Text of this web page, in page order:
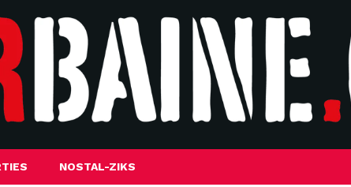
NOSTAL-ZIKS